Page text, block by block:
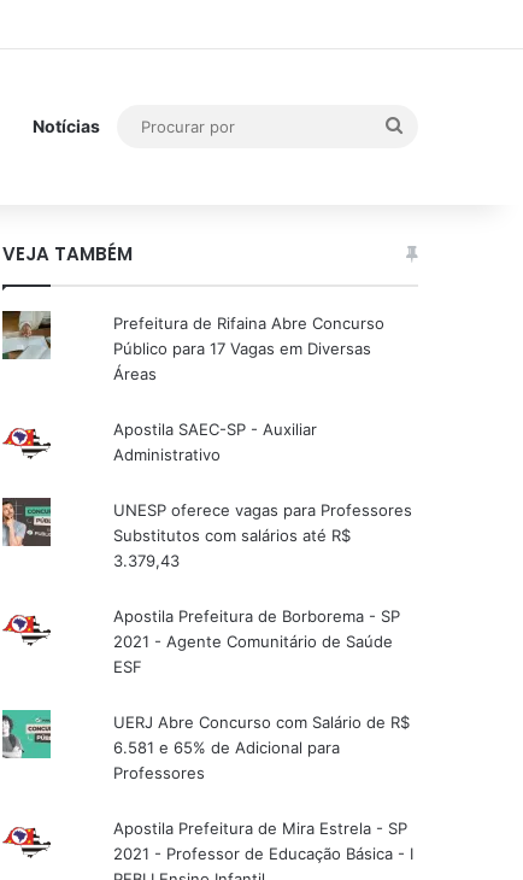
Notícias
VEJA TAMBÉM
Prefeitura de Rifaina Abre Concurso
Público para 17 Vagas em Diversas
Áreas
Apostila SAEC-SP - Auxiliar
Administrativo
UNESP oferece vagas para Professores
Substitutos com salários até R$
3.379,43
Apostila Prefeitura de Borborema - SP
2021 - Agente Comunitário de Saúde
ESF
UERJ Abre Concurso com Salário de R$
6.581 e 65% de Adicional para
Professores
Apostila Prefeitura de Mira Estrela - SP
2021 - Professor de Educação Básica - I